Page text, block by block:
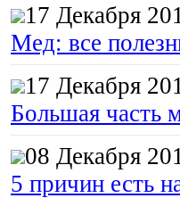
17 Декабря
Мед: все
17 Декабря
Большая часть
08 Декабря
5 причин есть